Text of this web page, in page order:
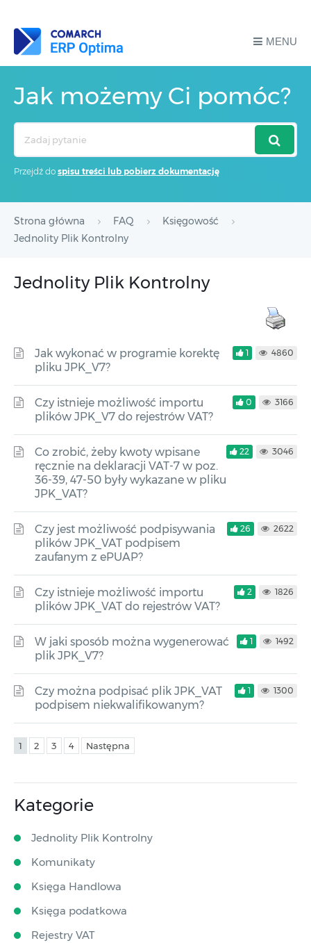
MENU
Jak możemy Ci pomóc?
Przejdź do spisu treści lub pobierz dokumentację
Strona główna FAQ
Księgowość
Jednolity Plik Kontrolny
Jednolity Plik Kontrolny
Jak wykonać w programie korektę
pliku JPK_V7?
1 4860
Czy istnieje możliwość importu
plików JPK_V7 do rejestrów VAT?
0 3166
Co zrobić, żeby kwoty wpisane
ręcznie na deklaracji VAT-7 w poz.
36-39, 47-50 były wykazane w pliku
JPK_VAT?
22 3046
Czy jest możliwość podpisywania
plików JPK_VAT podpisem
zaufanym z ePUAP?
26 2622
Czy istnieje możliwość importu
plików JPK_VAT do rejestrów VAT?
2 1826
W jaki sposób można wygenerować
plik JPK_V7?
1 1492
Czy można podpisać plik JPK_VAT
podpisem niekwalifikowanym?
1 1300
1 2 3 4 Następna
Kategorie
Jednolity Plik Kontrolny
Komunikaty
Księga Handlowa
Księga podatkowa
Rejestry VAT